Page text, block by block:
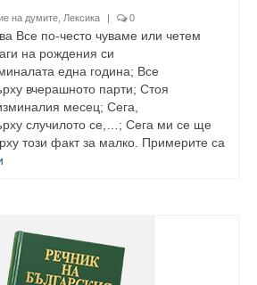
на думите Лексика | 0
Все по-често чуваме или четем
на рождения си
една година; Все
вчерашното парти; Стоя
месец; Сега,
случилото се,…; Сега ми се ще
този факт за малко. Примерите са